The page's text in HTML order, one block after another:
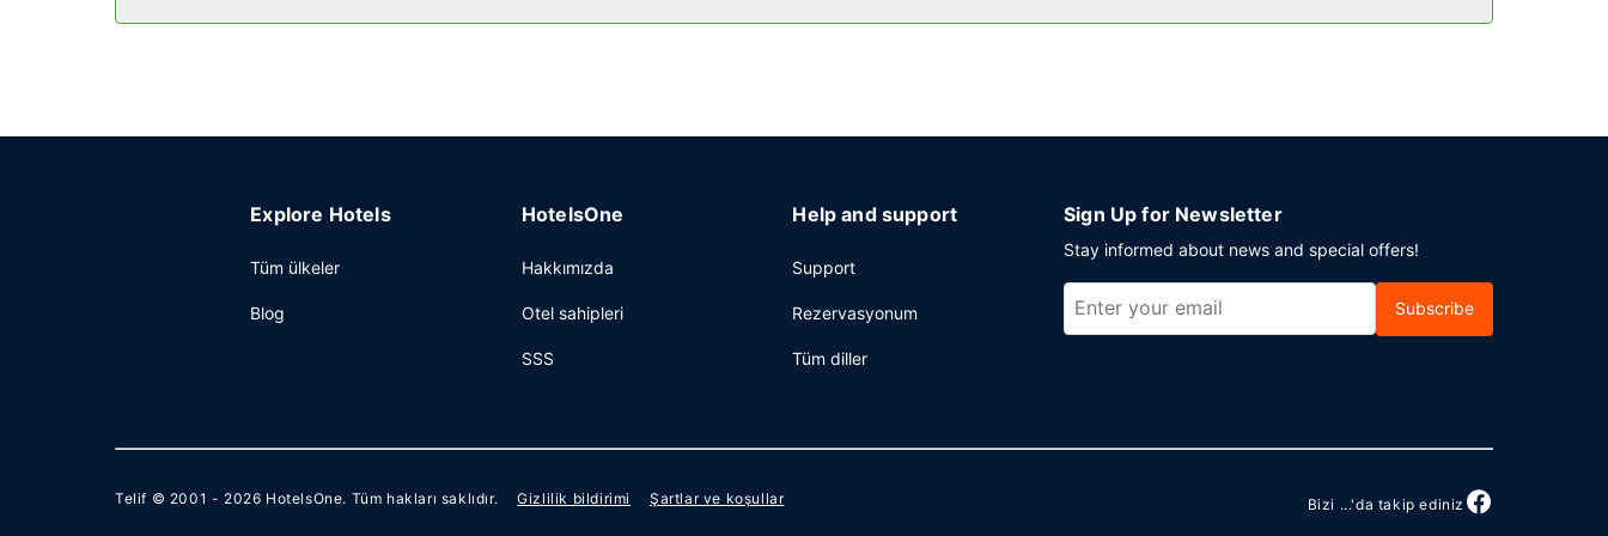
Explore Hotels
Tüm ülkeler
Blog
HotelsOne
Hakkımızda
Otel sahipleri
SSS
Help and support
Support
Rezervasyonum
Tüm diller
Sign Up for Newsletter
Stay informed about news and special offers!
Subscribe
Telif © 2001 - 2026 HotelsOne. Tüm hakları saklıdır. Gizlilik bildirimi Şartlar ve koşullar Bizi ...'da takip ediniz